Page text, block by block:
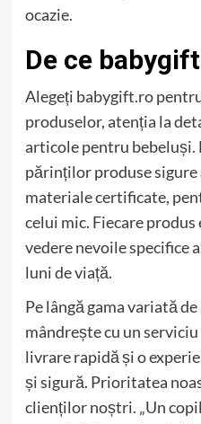
ocazie.
De ce
Alegeți babygift.ro
produselor, atenția la
articole pentru bebeluși.
părinților produse
materiale certificate,
celui mic. Fiecare produs
vedere nevoile specifice
luni de viață.
Pe lângă gama variată
mândrește cu un
livrare rapidă și o
și sigură. Prioritatea
clienților noștri. „Un